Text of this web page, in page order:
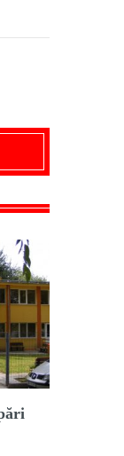
giurgiu,
social
dezvaluiri,